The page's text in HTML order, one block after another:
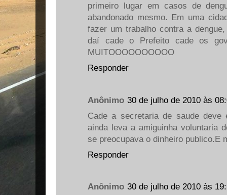
primeiro lugar em casos de
abandonado mesmo. Em uma
fazer um trabalho contra a
daí cade o Prefeito cade os
MUITOOOOOOOOOO
Responder
Anônimo 30 de julho de 2010 às
Cade a secretaria de saude deve
ainda leva a amiguinha voluntaria
se preocupava o dinheiro publico.E
Responder
Anônimo 30 de julho de 2010 às